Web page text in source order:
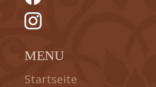
MENU
Startseite